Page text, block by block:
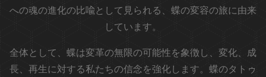
への魂の進化の比喩として見られる、蝶の変容の旅に由来
しています。
全体として、蝶は変革の無限の可能性を象徴し、変化、成
長、再生に対する私たちの信念を強化します。蝶のタトゥ